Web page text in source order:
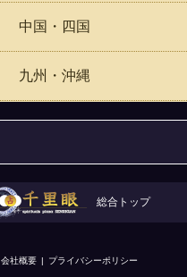
中国・四国
九州・沖縄
総合トップ
会社概要 プライバシーポリシー